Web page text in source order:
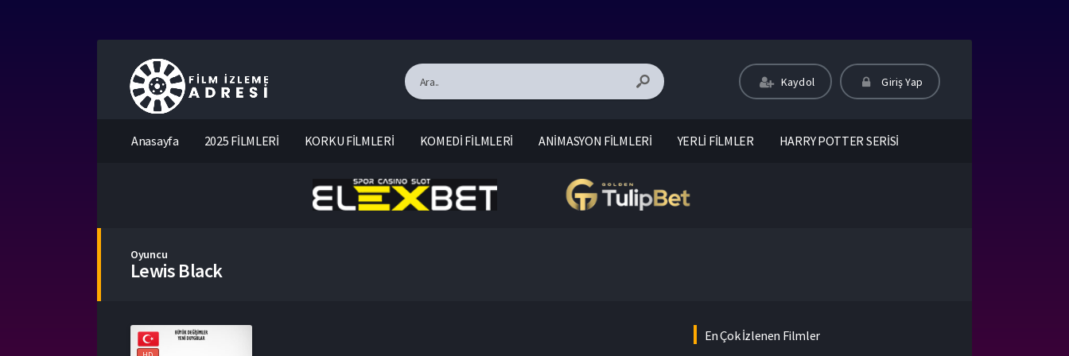
Kaydol Giriş Yap
Anasayfa 2025 FİLMLERİ KORKU FİLMLERİ KOMEDİ FİLMLERİ ANİMASYON FİLMLERİ YERLİ FİLMLER HARRY POTTER SERİSİ
Oyuncu
Lewis Black
En Çok İzlenen Filmler